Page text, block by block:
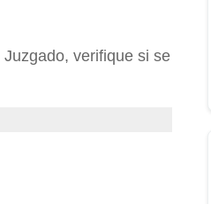
verifique si se